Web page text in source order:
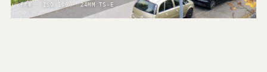
F/8 · ISO 100 · 24MM TS-E